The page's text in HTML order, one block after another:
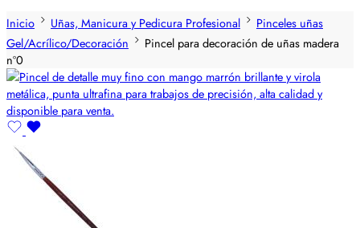
Inicio
Uñas, Manicura y Pedicura Profesional
Pinceles uñas
Gel/Acrílico/Decoración
Pincel para decoración de uñas madera
nº0